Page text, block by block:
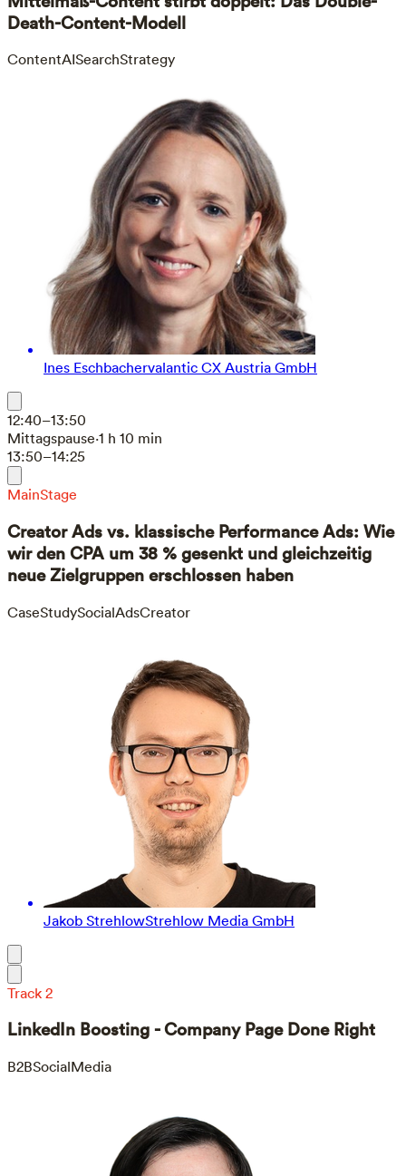
Death-Content-Modell
ContentAISearchStrategy
Ines Eschbachervalantic CX Austria GmbH
12:40–13:50
Mittagspause·1 h 10 min
13:50–14:25
MainStage
Creator Ads vs. klassische Performance Ads: Wie
wir den CPA um 38 % gesenkt und gleichzeitig
neue Zielgruppen erschlossen haben
CaseStudySocialAdsCreator
Jakob StrehlowStrehlow Media GmbH
Track 2
LinkedIn Boosting - Company Page Done Right
B2BSocialMedia